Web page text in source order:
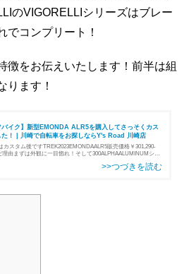
のVIGORELLIシリーズはブレー
でコンプリート！
徴をお伝えいたします！前半は組
ります！
バイク】新型EMONDA ALR5を購入してさっそくカス
た！ | 川崎で自転車をお探しならY's Road 川崎店
カスタム後ですTREK2023EMONDAALR5販売価格￥301,290-
由まずは外観に一目惚れ！そして300ALPHAALUMINUMシリ